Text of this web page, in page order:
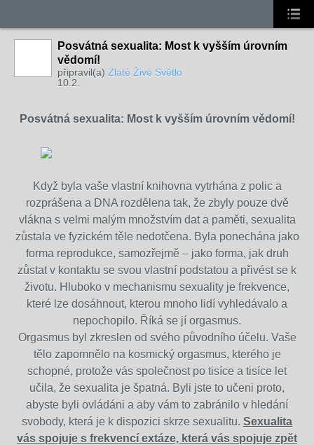
Posvátná sexualita: Most k vyšším úrovním
vědomí!
připravil(a) Zlaté Živé Světlo
10.2.
Posvátná sexualita: Most k vyšším úrovním vědomí!
Když byla vaše vlastní knihovna vytrhána z polic a
rozprášena a DNA rozdělena tak, že zbyly pouze dvě
vlákna s velmi malým množstvím dat a paměti, sexualita
zůstala ve fyzickém těle nedotčena. Byla ponechána jako
forma reprodukce, samozřejmě – jako forma, jak druh
zůstat v kontaktu se svou vlastní podstatou a přivést se k
životu. Hluboko v mechanismu sexuality je frekvence,
které lze dosáhnout, kterou mnoho lidí vyhledávalo a
nepochopilo. Říká se jí orgasmus.
Orgasmus byl zkreslen od svého původního účelu. Vaše
tělo zapomnělo na kosmický orgasmus, kterého je
schopné, protože vás společnost po tisíce a tisíce let
učila, že sexualita je špatná. Byli jste to učeni proto,
abyste byli ovládáni a aby vám to zabránilo v hledání
svobody, která je k dispozici skrze sexualitu. Sexualita
vás spojuje s frekvencí extáze, která vás spojuje zpět